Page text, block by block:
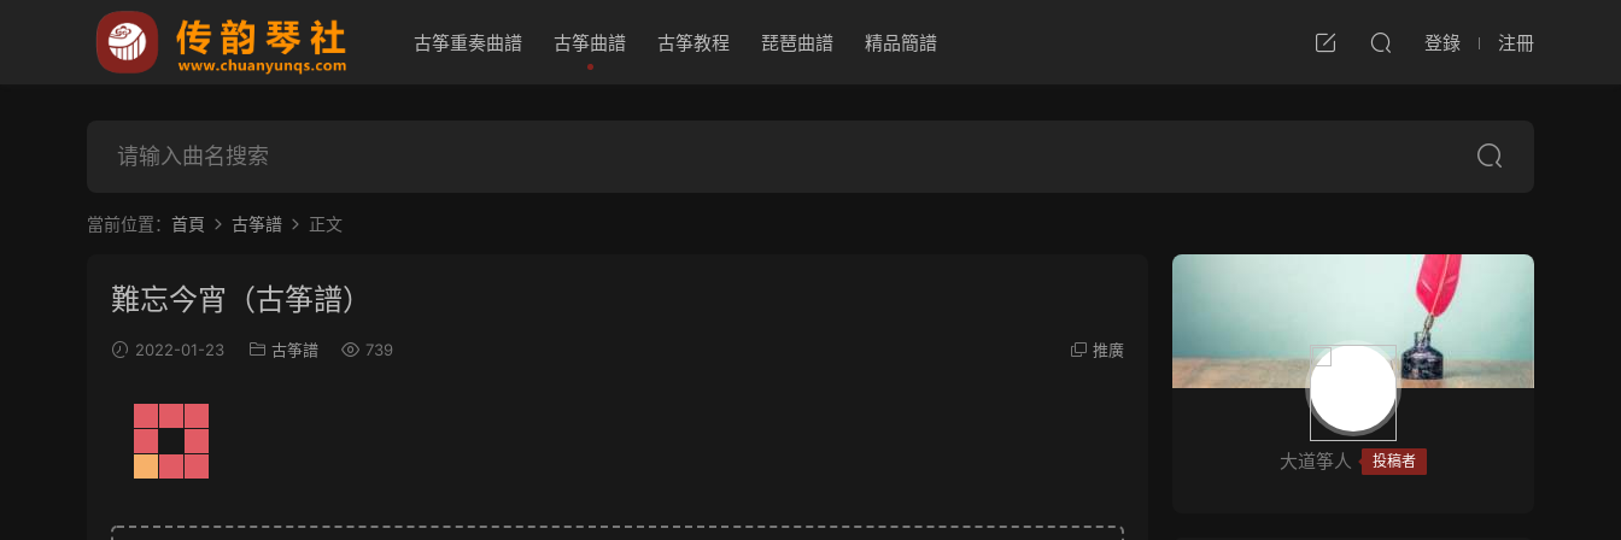
古筝重奏曲譜 古筝曲譜 古筝教程 琵琶曲譜 精品簡譜 登錄 注冊
當前位置： 首頁 古筝譜 正文
難忘今宵（古筝譜）
2022-01-23 古筝譜 739 推廣
大道筝人 投稿者